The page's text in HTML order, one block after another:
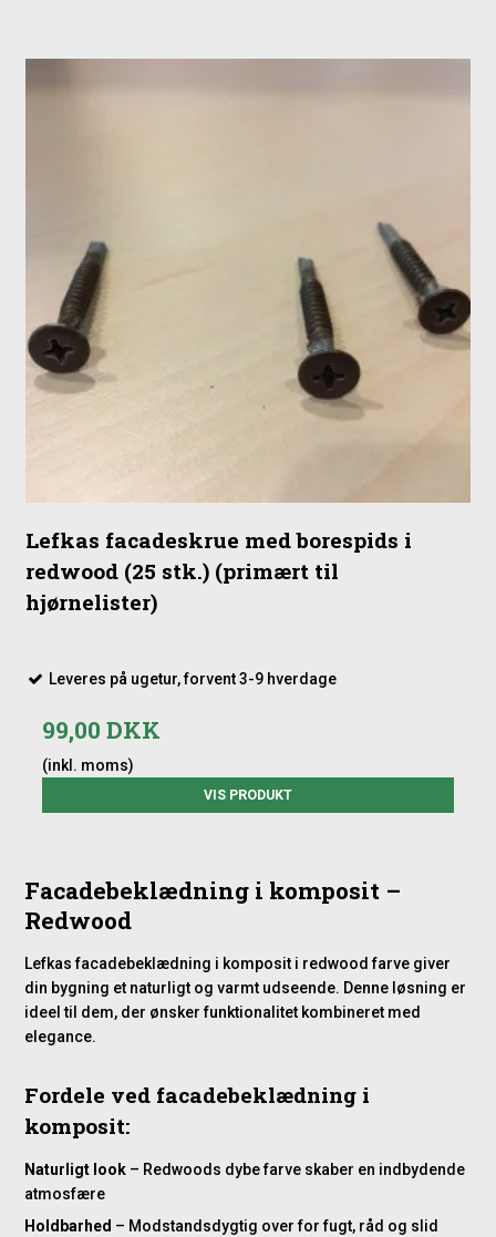
Lefkas facadeskrue med borespids i
redwood (25 stk.) (primært til
hjørnelister)
Leveres på ugetur, forvent 3-9 hverdage
99,00 DKK
(inkl. moms)
VIS PRODUKT
Facadebeklædning i komposit –
Redwood
Lefkas facadebeklædning i komposit i redwood farve giver
din bygning et naturligt og varmt udseende. Denne løsning er
ideel til dem, der ønsker funktionalitet kombineret med
elegance.
Fordele ved facadebeklædning i
komposit:
Naturligt look – Redwoods dybe farve skaber en indbydende
atmosfære
Holdbarhed – Modstandsdygtig over for fugt, råd og slid